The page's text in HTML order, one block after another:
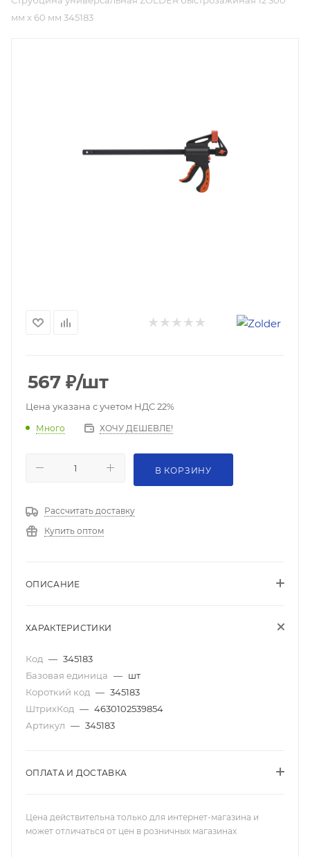
мм x 60 мм 345183
567 ₽/шт
Цена указана с учетом НДС 22%
Много ХОЧУ ДЕШЕВЛЕ!
В КОРЗИНУ
Рассчитать доставку
Купить оптом
ОПИСАНИЕ
ХАРАКТЕРИСТИКИ
Код — 345183
Базовая единица — шт
Короткий код — 345183
ШтрихКод — 4630102539854
Артикул — 345183
ОПЛАТА И ДОСТАВКА
Цена действительна только для интернет-магазина и
может отличаться от цен в розничных магазинах